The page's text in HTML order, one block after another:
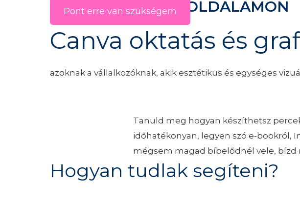
ÜDVÖZÖLLEK AZ OLDALAMON
Canva oktatás és
azoknak a vállalkozóknak, akik esztétikus és egységes
Pont erre van szükségem
Tanuld meg hogyan készíthetsz
időhatékonyan, legyen szó e-bookról,
mégsem magad bíbelődnél vele, bízd
Hogyan tudlak segíteni?